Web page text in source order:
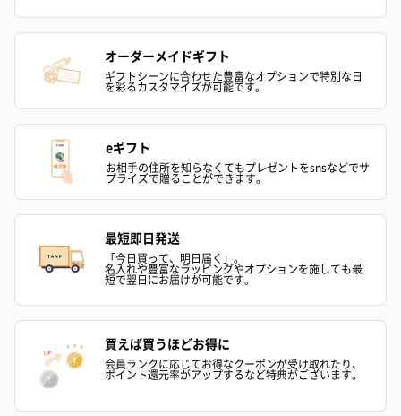
ブライダルロリポップ
ドレス（いちご味)
（1,122円）
ブライダルロリポップ
タキシード（コーラ味)
（1,122円）
今治タオルケ
ンドタオル・
生花
生花のブーケを同梱します。
※9-15時にご注文いただく場合、最短のお届け可能日が通常より
も1日遅くなります。
シーズンブーケ（ひま
わり）（1,880円）
ブーケ（ホワイトグリ
ブーケ（ピン
オーダーメイドギフト
ギフトシーンに合わせた豊富なオプションで特別な日
を彩るカスタマイズが可能です。
eギフト
お相手の住所を知らなくてもプレゼントをsnsなどでサ
プライズで贈ることができます。
最短即日発送
「今日買って、明日届く」。
名入れや豊富なラッピングやオプションを施しても最
短で翌日にお届けが可能です。
買えば買うほどお得に
会員ランクに応じてお得なクーポンが受け取れたり、
ポイント還元率がアップするなど特典がございます。